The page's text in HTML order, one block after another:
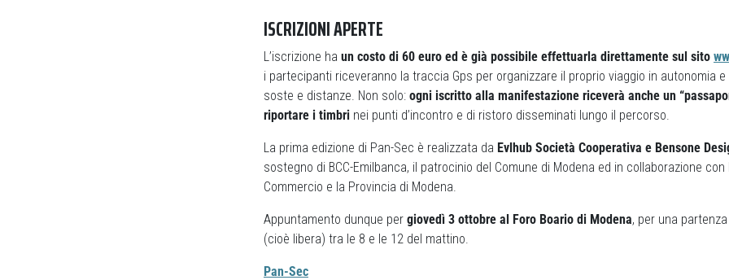
ISCRIZIONI APERTE
L’iscrizione ha un costo di 60 euro ed è già possibile effettuarla direttamente sul sito
i partecipanti riceveranno la traccia Gps per organizzare il proprio viaggio in autonomia
soste e distanze. Non solo: ogni iscritto alla manifestazione riceverà anche un
riportare i timbri nei punti d’incontro e di ristoro disseminati lungo il percorso.
La prima edizione di Pan-Sec è realizzata da Evlhub Società Cooperativa e Bensone
sostegno di BCC-Emilbanca, il patrocinio del Comune di Modena ed in collaborazione con
Commercio e la Provincia di Modena.
Appuntamento dunque per giovedì 3 ottobre al Foro Boario di Modena, per una
(cioè libera) tra le 8 e le 12 del mattino.
Pan-Sec